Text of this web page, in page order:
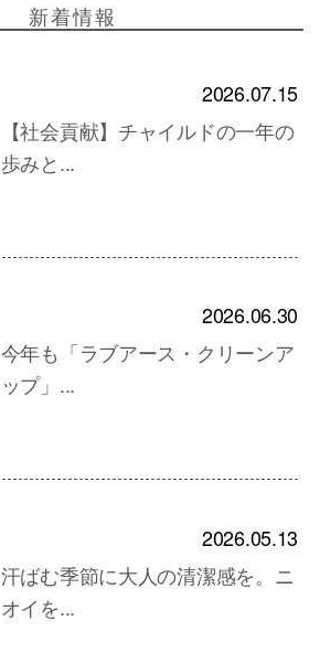
新着情報
2026.07.15
【社会貢献】チャイルドの一年の
歩みと...
2026.06.30
今年も「ラブアース・クリーンア
ップ」...
2026.05.13
汗ばむ季節に大人の清潔感を。ニ
オイを...